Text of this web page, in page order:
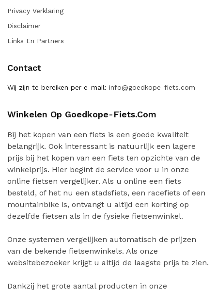
Privacy Verklaring
Disclaimer
Links En Partners
Contact
Wij zijn te bereiken per e-mail: info@goedkope-fiets.com
Winkelen Op Goedkope-Fiets.com
Bij het kopen van een fiets is een goede kwaliteit
belangrijk. Ook interessant is natuurlijk een lagere
prijs bij het kopen van een fiets ten opzichte van de
winkelprijs. Hier begint de service voor u in onze
online fietsen vergelijker. Als u online een fiets
besteld, of het nu een stadsfiets, een racefiets of een
mountainbike is, ontvangt u altijd een korting op
dezelfde fietsen als in de fysieke fietsenwinkel.
Onze systemen vergelijken automatisch de prijzen
van de bekende fietsenwinkels. Als onze
websitebezoeker krijgt u altijd de laagste prijs te zien.
Dankzij het grote aantal producten in onze